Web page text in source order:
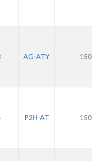
AG-ATY 150
P2H-AT 150